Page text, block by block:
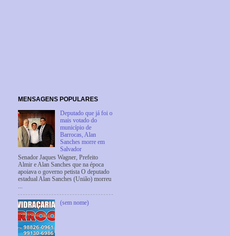
MENSAGENS POPULARES
Deputado que já foi o
mais votado do
município de
Barrocas, Alan
Sanches morre em
Salvador
Senador Jaques Wagner, Prefeito
Almir e Alan Sanches que na época
apoiava o governo petista O deputado
estadual Alan Sanches (União) morreu
...
(sem nome)